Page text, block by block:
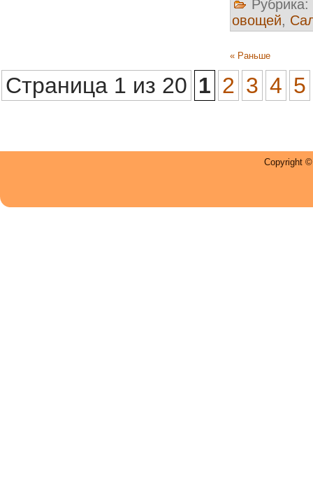
Рубрика:
овощей,
« Раньше
Страница 1 из 20 1 2 3 4 5
Copyright